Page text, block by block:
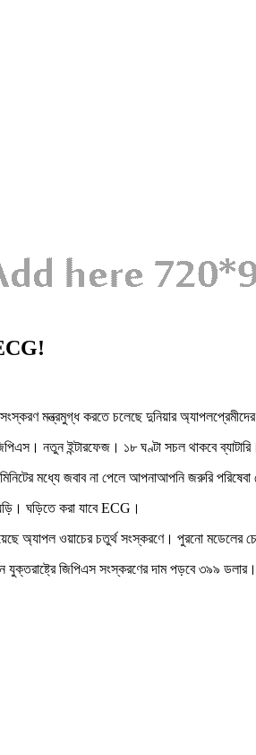
মন্ত্রমুগ্ধ করতে চলেছে দুনিয়ার
নতুন ইন্টারফেজ। ১৮ ঘণ্টা সচল থাকবে ব্যাটারি।
মধ্যে জবাব না পেলে আপনাআপনি জরুরি পরিষেবা
ঘড়ি। ঘড়িতে করা যাবে ECG।
অ্যাপল ওয়াচের চতুর্থ সংস্করণে। পুরনো মডেলের
যুক্তরাষ্ট্রে জিপিএস সংস্করণের দাম পড়বে ৩৯৯